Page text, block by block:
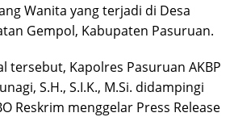
Wanita yang terjadi di Desa
Gempol, Kabupaten Pasuruan.
tersebut, Kapolres Pasuruan AKBP
S.H., S.I.K., M.Si. didampingi
Reskrim menggelar Press Release